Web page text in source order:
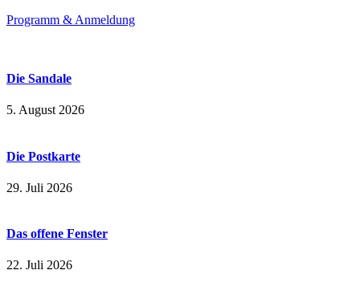
Programm & Anmeldung
Die Sandale
5. August 2026
Die Postkarte
29. Juli 2026
Das offene Fenster
22. Juli 2026